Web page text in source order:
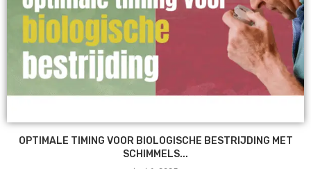
OPTIMALE TIMING VOOR BIOLOGISCHE BESTRIJDING MET
SCHIMMELS...